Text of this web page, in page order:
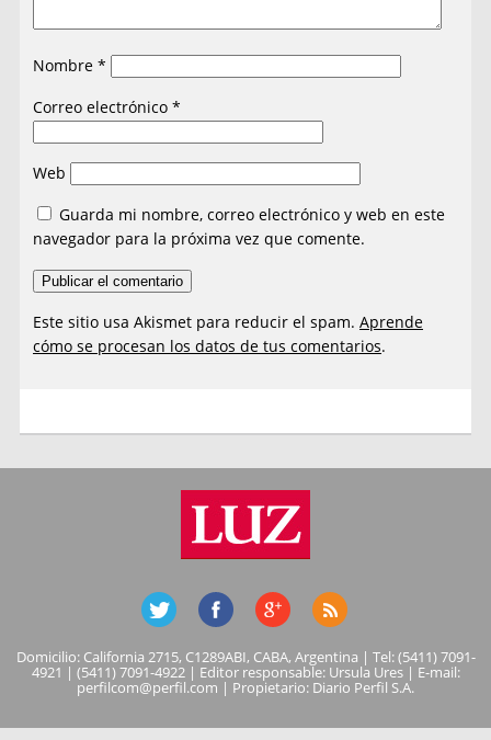
Nombre*
Correo electrónico*
Web
Guarda mi nombre, correo electrónico y web en este
navegador para la próxima vez que comente.
Este sitio usa Akismet para reducir el spam.Aprende
cómo se procesan los datos de tus comentarios.
Domicilio: California 2715, C1289ABI, CABA, Argentina | Tel: (5411) 7091-
4921 | (5411) 7091-4922 | Editor responsable: Ursula Ures | E-mail:
perfilcom@perfil.com | Propietario: Diario Perfil S.A.